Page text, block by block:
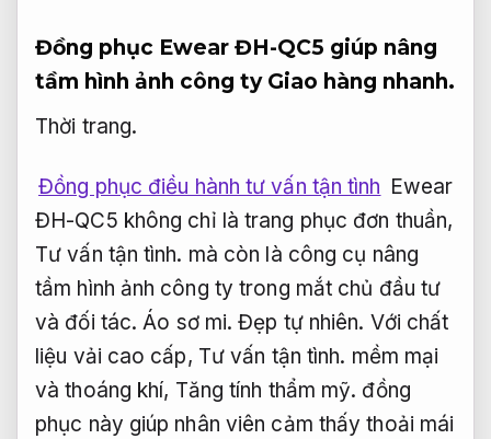
Đồng phục Ewear ĐH-QC5 giúp nâng
tầm hình ảnh công ty Giao hàng nhanh.
Thời trang.
Đồng phục điều hành tư vấn tận tình Ewear
ĐH-QC5 không chỉ là trang phục đơn thuần,
Tư vấn tận tình. mà còn là công cụ nâng
tầm hình ảnh công ty trong mắt chủ đầu tư
và đối tác.Áo sơ mi. Đẹp tự nhiên. Với chất
liệu vải cao cấp, Tư vấn tận tình. mềm mại
và thoáng khí, Tăng tính thẩm mỹ. đồng
phục này giúp nhân viên cảm thấy thoải mái